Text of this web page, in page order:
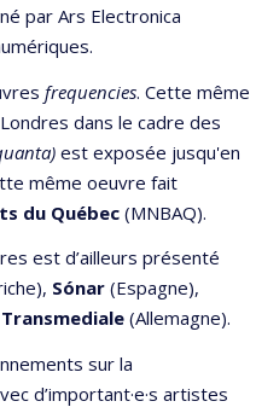
par Ars Electronica
frequencies. Cette même
dans le cadre des
est exposée jusqu'en
même oeuvre fait
du Québec(MNBAQ).
est d’ailleurs présenté
Sónar (Espagne),
Transmediale (Allemagne).
sur la
d’important·e·s artistes